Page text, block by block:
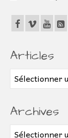
Articles
Articles
Archives
Archives